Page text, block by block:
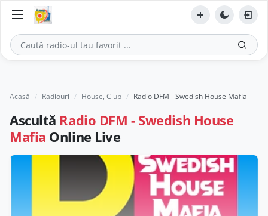
Acasă Radiouri House, Club Radio DFM - Swedish House Mafia
Ascultă Radio DFM - Swedish House
Mafia Online Live